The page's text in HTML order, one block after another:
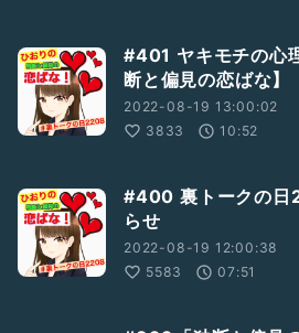
#401 ヤキモチの心
断と偏見の恋ばな】
2022-08-19 13:00:02
3833
10:52
#400 裏トークの日
らせ
2022-08-19 12:00:38
5583
07:51